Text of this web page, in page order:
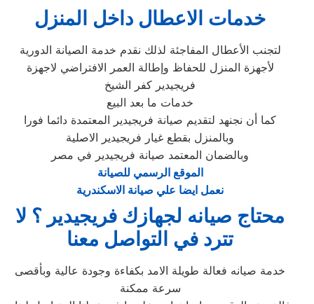
خدمات الاعطال داخل المنزل
لتجنب الأعطال المفاجئة لذلك نقدم خدمة الصيانة الدورية
لأجهزة المنزل للحفاظ وإطالة العمر الافتراضي لاجهزة
فريجيدير كفر الشيخ
خدمات ما بعد البيع
كما أن نجنهد لتقديم صيانة فريجيدير المعتمدة دائما فورا
وبالمنزل بقطع غيار فريجيدير الاصلية
وبالضمان المعتمد صيانة فريجيدير في مصر
الموقع الرسمي للصيانة
نعمل ايضا علي صيانة الاسكندرية
محتاج صيانه لجهازك فريجيدير ؟ لا
تترد في التواصل معنا
خدمة صيانه فعالة طويلة الامد بكفاءة وجودة عالية وبأقصى
سرعة ممكنة